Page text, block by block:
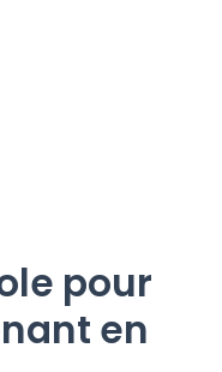
pour
en